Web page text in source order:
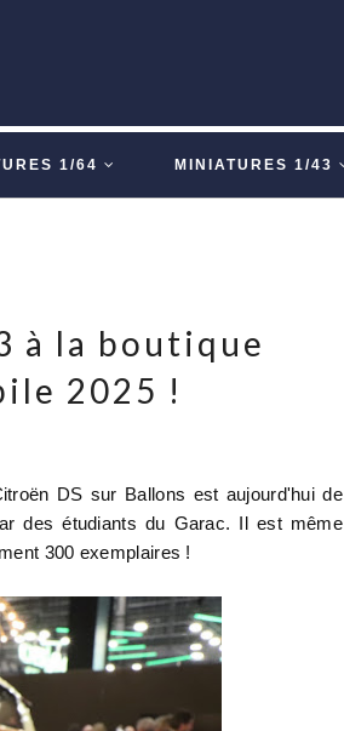
1/64 MINIATURES 1/43
à la boutique
2025 !
DS sur Ballons est aujourd'hui de
des étudiants du Garac. Il est même
300 exemplaires !